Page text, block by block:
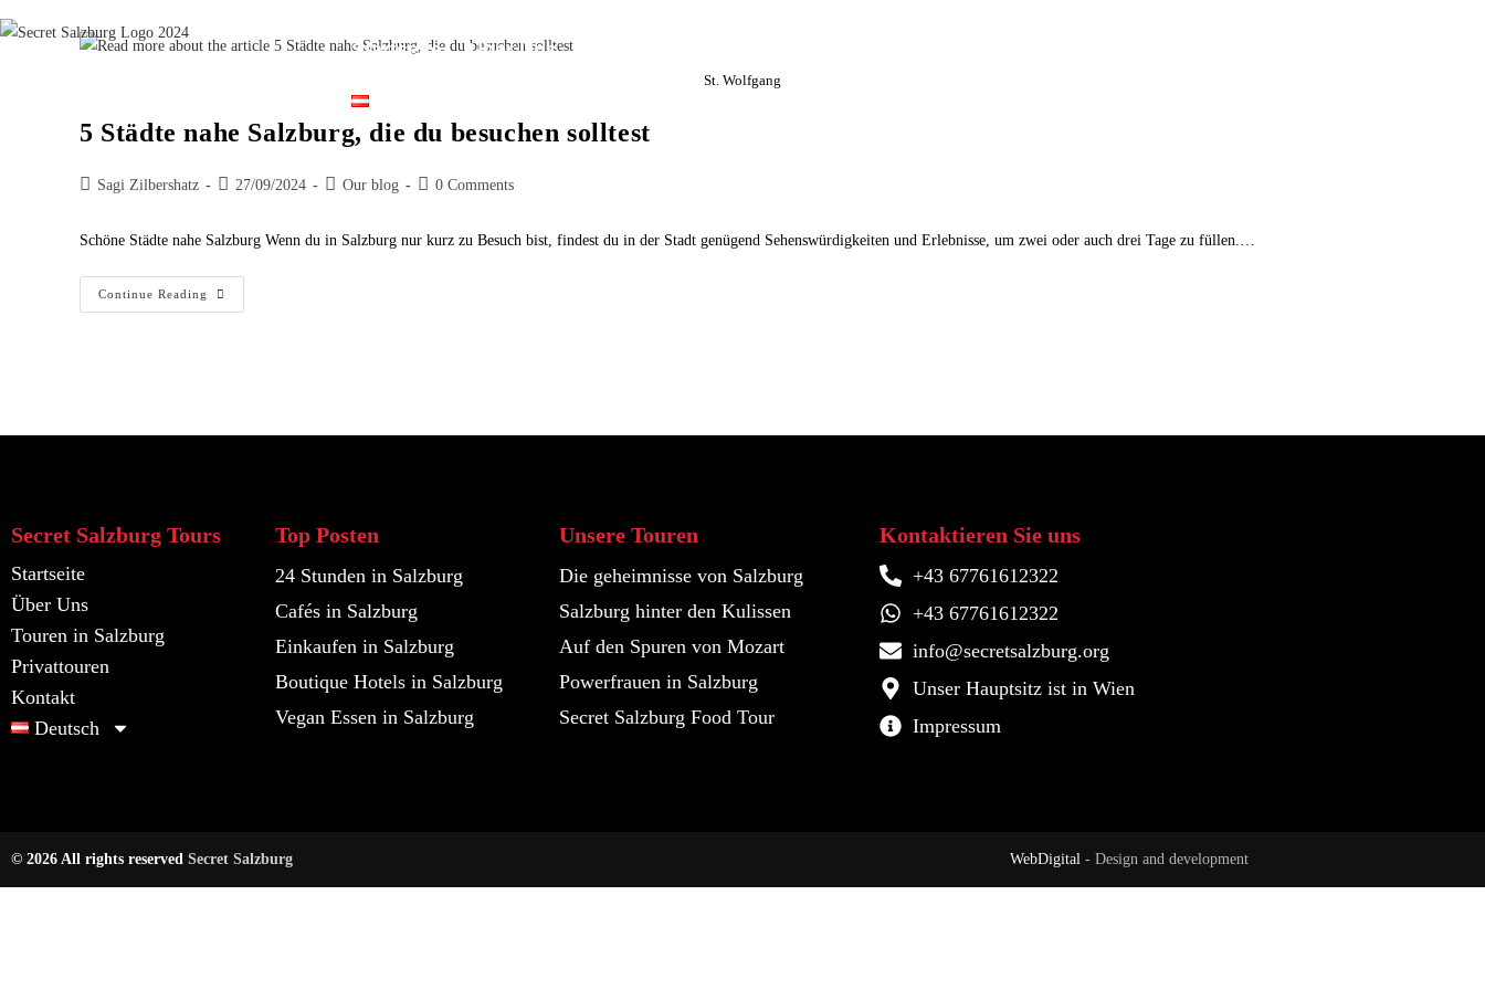
Startseite Über Uns
St. Wolfgang
5 Städte nahe Salzburg, die du besuchen solltest
Sagi Zilbershatz 27/09/2024 Our blog 0 Comments
Schöne Städte nahe Salzburg Wenn du in Salzburg nur kurz zu Besuch bist, findest du in der Stadt genügend Sehenswürdigkeiten und Erlebnisse, um zwei oder auch drei Tage zu füllen.…
Continue Reading
Secret Salzburg Tours
Startseite
Über Uns
Touren in Salzburg
Privattouren
Kontakt
Deutsch
Top Posten
24 Stunden in Salzburg
Cafés in Salzburg
Einkaufen in Salzburg
Boutique Hotels in Salzburg
Vegan Essen in Salzburg
Unsere Touren
Die geheimnisse von Salzburg
Salzburg hinter den Kulissen
Auf den Spuren von Mozart
Powerfrauen in Salzburg
Secret Salzburg Food Tour
Kontaktieren Sie uns
+43 67761612322
+43 67761612322
info@secretsalzburg.org
Unser Hauptsitz ist in Wien
Impressum
© 2026 All rights reserved Secret Salzburg WebDigital - Design and development